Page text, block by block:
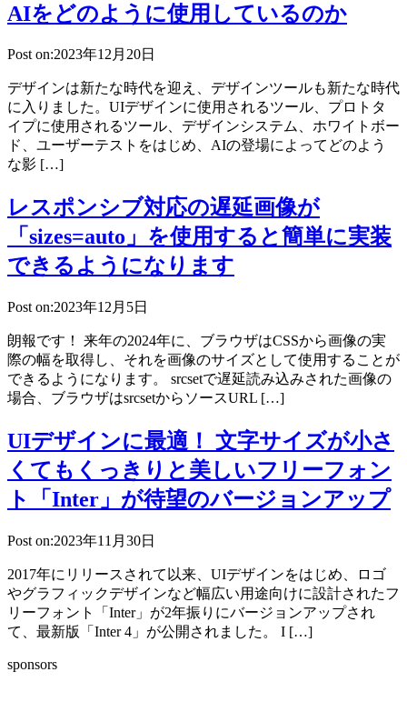
AIをどのように使用しているのか
Post on:2023年12月20日
デザインは新たな時代を迎え、デザインツールも新たな時代
に入りました。UIデザインに使用されるツール、プロトタ
イプに使用されるツール、デザインシステム、ホワイトボー
ド、ユーザーテストをはじめ、AIの登場によってどのよう
な影 […]
レスポンシブ対応の遅延画像が
「sizes=auto」を使用すると簡単に実装
できるようになります
Post on:2023年12月5日
朗報です！ 来年の2024年に、ブラウザはCSSから画像の実
際の幅を取得し、それを画像のサイズとして使用することが
できるようになります。 srcsetで遅延読み込みされた画像の
場合、ブラウザはsrcsetからソースURL […]
UIデザインに最適！ 文字サイズが小さ
くてもくっきりと美しいフリーフォン
ト「Inter」が待望のバージョンアップ
Post on:2023年11月30日
2017年にリリースされて以来、UIデザインをはじめ、ロゴ
やグラフィックデザインなど幅広い用途向けに設計されたフ
リーフォント「Inter」が2年振りにバージョンアップされ
て、最新版「Inter 4」が公開されました。 I […]
sponsors